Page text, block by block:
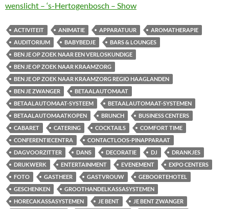
wenslicht – ‘s-Hertogenbosch – Show
ACTIVITEIT ANIMATIE APPARATUUR
AROMATHERAPIE
AUDITORIUM
BABYBEDJE
BARS & LOUNGES
BEN JE OP ZOEK NAAR EEN VERLOSKUNDIGE
BEN JE OP ZOEK NAAR KRAAMZORG
BEN JE OP ZOEK NAAR KRAAMZORG REGIO HAAGLANDEN
BEN JE ZWANGER
BETAALAUTOMAAT
BETAALAUTOMAAT-SYSTEEM
BETAALAUTOMAAT-SYSTEMEN
BETAALAUTOMAATKOPEN
BRUNCH
BUSINESS CENTERS
CABARET
CATERING COCKTAILS
COMFORT TIME
CONFERENTIECENTRA
CONTACTLOOS-PINAPPARAAT
DAGVOORZITTER
DANS DECORATIE DJ
DRANKJES
DRUKWERK
ENTERTAINMENT EVENEMENT
EXPO CENTERS
FOTO
GASTHEER GASTVROUW
GEBOORTEHOTEL
GESCHENKEN
GROOTHANDELKASSASYSTEMEN
HORECAKASSASYSTEMEN
JE BENT JE BENT ZWANGER